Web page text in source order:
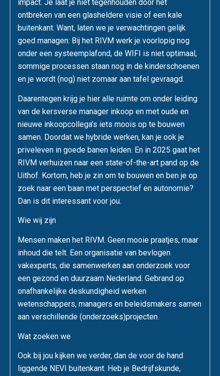
impact. Je laat je niet tegenhouden door het
ontbreken van een glasheldere visie of een kale
buitenkant. Want, laten we je verwachtingen gelijk
goed managen: Bij het RIVM werk je voorlopig nog
onder een systeemplafond, de WIFI is niet optimaal,
sommige processen staan nog in de kinderschoenen
en je wordt (nog) niet zomaar aan tafel gevraagd.
Daarentegen krijg je hier alle ruimte om onder leiding
van de kersverse manager inkoop en met oude en
nieuwe inkoopcollega’s iets moois op te bouwen
samen. Doordat we hybride werken, kan je ook je
priveleven in goede banen leiden. En in 2025 gaat het
RIVM verhuizen naar een state-of-the-art pand op de
Uithof. Kortom, heb je zin om te bouwen en ben je op
zoek naar een baan met perspectief en autonomie?
Dan is dit interessant voor jou.
Wie wij zijn
Mensen maken het RIVM. Geen mooie praatjes, maar
inhoud die telt. Een organisatie van bevlogen
vakexperts, die samenwerken aan onderzoek voor
een gezond en duurzaam Nederland. Gebrand op
onafhankelijke deskundigheid werken
wetenschappers, managers en beleidsmakers samen
aan verschillende (onderzoeks)projecten.
Wat zoeken we
Ook bij jou kijken we verder, dan de voor de hand
liggende NEVI buitenkant. Heb je Bedrijfskunde,